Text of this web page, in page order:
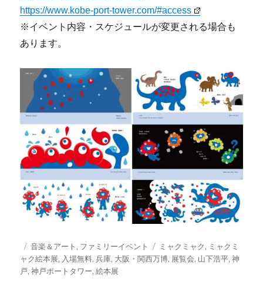
https://www.kobe-port-tower.com/#access
※イベント内容・スケジュールが変更される場合も
あります。
投
稿
日:
カ
テ
ゴ
音楽＆アート , ファミリーイベント
タ
グ
ミャクミャク, ミャクミ
ャク絵本展, 入場無料,兵庫, 大阪・関西万博, 展覧会, 山下浩平,神
戸,神戸ポートタワー,絵本展